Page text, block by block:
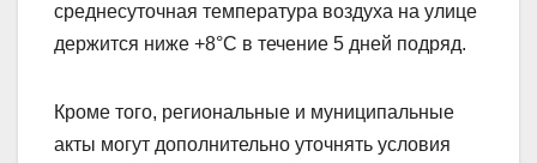
среднесуточная температура воздуха на улице
держится ниже +8°C в течение 5 дней подряд.
Кроме того, региональные и муниципальные
акты могут дополнительно уточнять условия